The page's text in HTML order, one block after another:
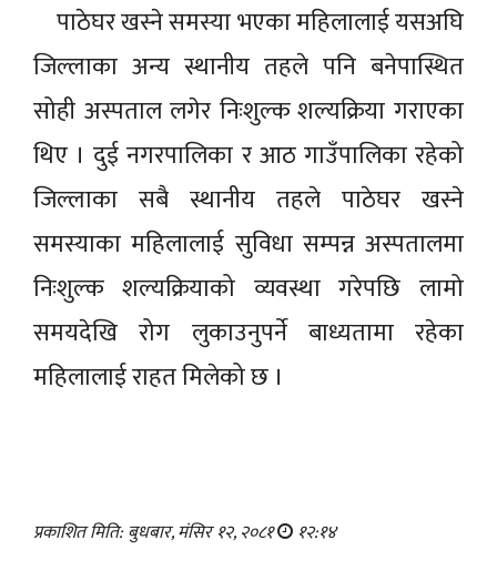
पाठेघर खस्ने समस्या भएका महिलालाई यसअघि
जिल्लाका अन्य स्थानीय तहले पनि बनेपास्थित
सोही अस्पताल लगेर निःशुल्क शल्यक्रिया गराएका
थिए । दुई नगरपालिका र आठ गाउँपालिका रहेको
जिल्लाका सबै स्थानीय तहले पाठेघर खस्ने
समस्याका महिलालाई सुविधा सम्पन्न अस्पतालमा
निःशुल्क शल्यक्रियाको व्यवस्था गरेपछि लामो
समयदेखि रोग लुकाउनुपर्ने बाध्यतामा रहेका
महिलालाई राहत मिलेको छ ।
प्रकाशित मिति: बुधबार, मंसिर १२, २०८१ १२:१४